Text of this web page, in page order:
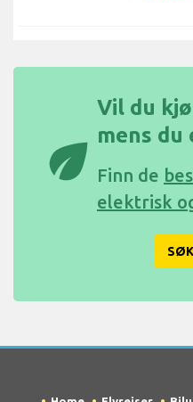
eco
Vil du
mens du
Finn de
elektrisk